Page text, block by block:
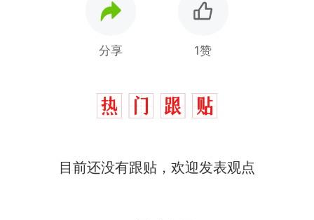
分享 1赞
目前还没有跟贴，欢迎发表观点